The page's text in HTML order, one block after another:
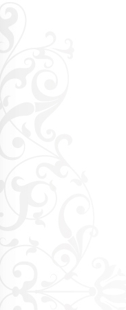
喘口氣，愛車為您生現金